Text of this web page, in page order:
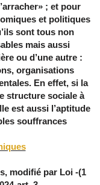
; et pour
et politiques
sont tous non
mais aussi
ou d’une autre :
organisations
En effet, si la
structure sociale à
est aussi l’aptitude
souffrances.
modifié par Loi